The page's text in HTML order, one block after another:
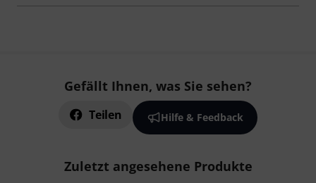
Gefällt Ihnen, was Sie sehen?
Teilen Hilfe & Feedback
Zuletzt angesehene Produkte